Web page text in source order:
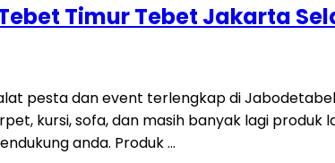
Timur Tebet Jakarta
pesta dan event terlengkap di
kursi, sofa, dan masih banyak lagi
anda. Produk …